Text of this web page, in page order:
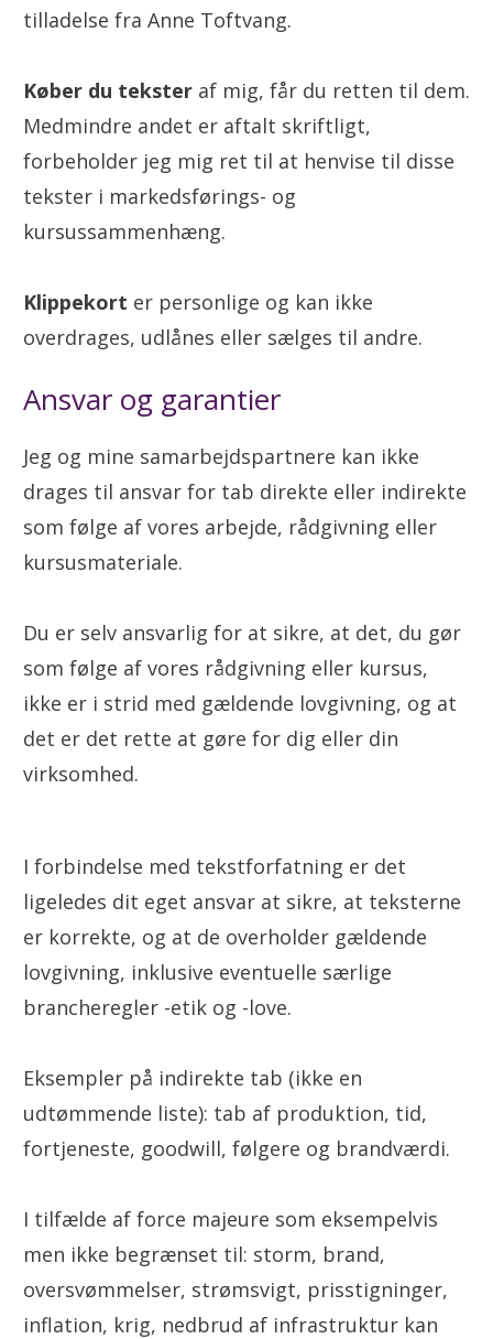
tilladelse fra Anne Toftvang.
Køber du tekster af mig, får du retten til dem.
Medmindre andet er aftalt skriftligt,
forbeholder jeg mig ret til at henvise til disse
tekster i markedsførings- og
kursussammenhæng.
Klippekort er personlige og kan ikke
overdrages, udlånes eller sælges til andre.
Ansvar og garantier
Jeg og mine samarbejdspartnere kan ikke
drages til ansvar for tab direkte eller indirekte
som følge af vores arbejde, rådgivning eller
kursusmateriale.
Du er selv ansvarlig for at sikre, at det, du gør
som følge af vores rådgivning eller kursus,
ikke er i strid med gældende lovgivning, og at
det er det rette at gøre for dig eller din
virksomhed.
I forbindelse med tekstforfatning er det
ligeledes dit eget ansvar at sikre, at teksterne
er korrekte, og at de overholder gældende
lovgivning, inklusive eventuelle særlige
brancheregler -etik og -love.
Eksempler på indirekte tab (ikke en
udtømmende liste): tab af produktion, tid,
fortjeneste, goodwill, følgere og brandværdi.
I tilfælde af force majeure som eksempelvis
men ikke begrænset til: storm, brand,
oversvømmelser, strømsvigt, prisstigninger,
inflation, krig, nedbrud af infrastruktur kan